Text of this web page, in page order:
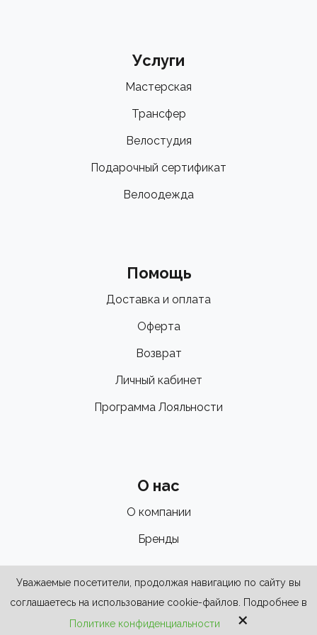
Услуги
Мастерская
Трансфер
Велостудия
Подарочный сертификат
Велоодежда
Помощь
Доставка и оплата
Оферта
Возврат
Личный кабинет
Программа Лояльности
О нас
О компании
Бренды
Уважаемые посетители, продолжая навигацию по сайту вы
соглашаетесь на использование cookie-файлов. Подробнее в
Политике конфиденциальности
×